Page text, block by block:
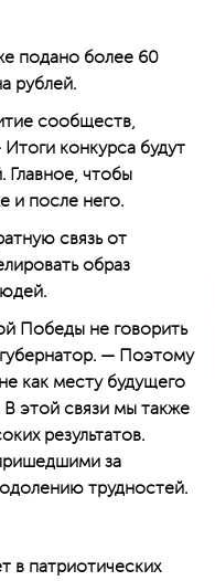
подано более 60
рублей.
сообществ,
конкурса будут
Главное, чтобы
и после него.
связь от
образ
Победы не говорить
— Поэтому
как месту будущего
этой связи мы также
результатов.
за
трудностей.
в патриотических